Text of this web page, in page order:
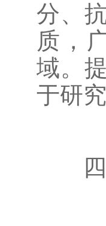
分、
质，
域。
于研
四